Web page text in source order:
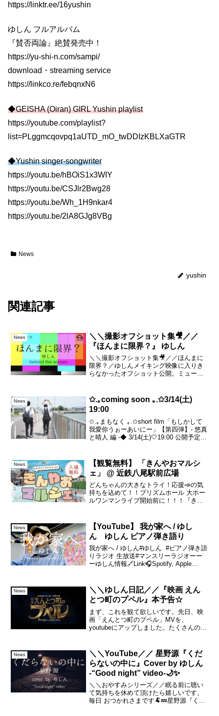
https://linktr.ee/16yushin
ゆしん フルアルバム
『賛否両論』絶賛発売中！
https://yu-shi-n.com/sampi/
download・streaming service
https://linkco.re/febqnxN6
◆GEISHA (Oiran) GIRL Yushin playlist
https://youtube.com/playlist?
list=PLggmcqovpq1aUTD_mO_twDDIzKBLXaGTR
◆Yushin singer-songwriter
https://youtu.be/hBOiS1x3WIY
https://youtu.be/CSJlr2Bwg28
https://youtu.be/Wh_1H9nkar4
https://youtu.be/2lA8GJg8VBg
News
yushin
関連記事
News
＼＼撮影オフショット集🎥／／
『ほんまに限界？』 ゆしん
＼＼撮影オフショット集🎥／／ほんまに
限界？／ゆしんメイキング映像に入りき
らなかったオフショット公開。ミュージ
ーーーーーー＼＼今後のスケジュール／
／ ・YouTube...
News
✩.｡coming soon ｡.✩3/14(土)
19:00
✩.｡まもなく ｡.✩short film「もしかして
我愛你うぉーあいにー」【第四弾】- 悠真
と晴人 編 -◆ 3/14(土)🤍19:00 公開予定！
あにな世界...
News
【観覧無料】 「きんやおマルシ
ェ」 @ 近鉄八尾駅前広場
どんちゃんの大きなトライ！応援📣の気
持ちを込めて！！プリズムホール 大ホー
ルワンマンライブ開始前に！！！『きん
10:45〜】予定ですが前後たくさん素敵な
アーティス...
News
【YouTube】 我が家へ / ゆし
ん ゆしん ピアノ弾き語り
我が家へ / ゆしん#ゆしん #ピアノ弾き語
りラジオ 生放送#マンスリーラジオーー
ーゆしん情報🔗Link🎧Spotify, Apple
News
＼＼ゆしん日記／／『映画 えん
とつ町のプペル』本予告☆
まず、これを観て欲しいです。先日、映
画「えんとつ町のプペル」MVを、
youtubeにアップしました。たくさんの方
てはこちら⇒）を。そのまま。その熱量
をそのまま作品に向か...
News
＼＼YouTube／／ 星野源『くだ
らないの中に』Cover by ゆしん
-“Good night” video-🌙✨
＼＼おやすみシリーズ／／眠る前に聴い
て気持ちを休めて頂けたら嬉しいです。
毎日 おつかれさまです🐏💤星野源『くだ